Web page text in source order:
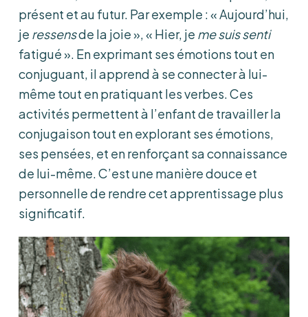
présent et au futur. Par exemple : « Aujourd’hui,
je ressensde la joie », « Hier, je me suis senti
fatigué ». En exprimant ses émotions tout en
conjuguant, il apprend à se connecter à lui-
même tout en pratiquant les verbes. Ces
activités permettent à l’enfant de travailler la
conjugaison tout en explorant ses émotions,
ses pensées, et en renforçant sa connaissance
de lui-même. C’est une manière douce et
personnelle de rendre cet apprentissage plus
significatif.